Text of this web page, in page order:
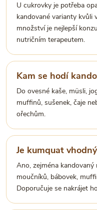
U cukrovky je potřeba
kandované varianty kvůli
množství je nejlepší
nutričním terapeutem.
Kam se hodí
Do ovesné kaše, müsli,
muffinů, sušenek, čaje
ořechům.
Je kumquat
Ano, zejména
moučníků, bábovek,
Doporučuje se nakrájet